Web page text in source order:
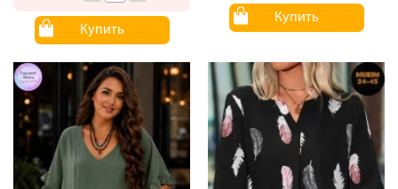
Купить
Купить